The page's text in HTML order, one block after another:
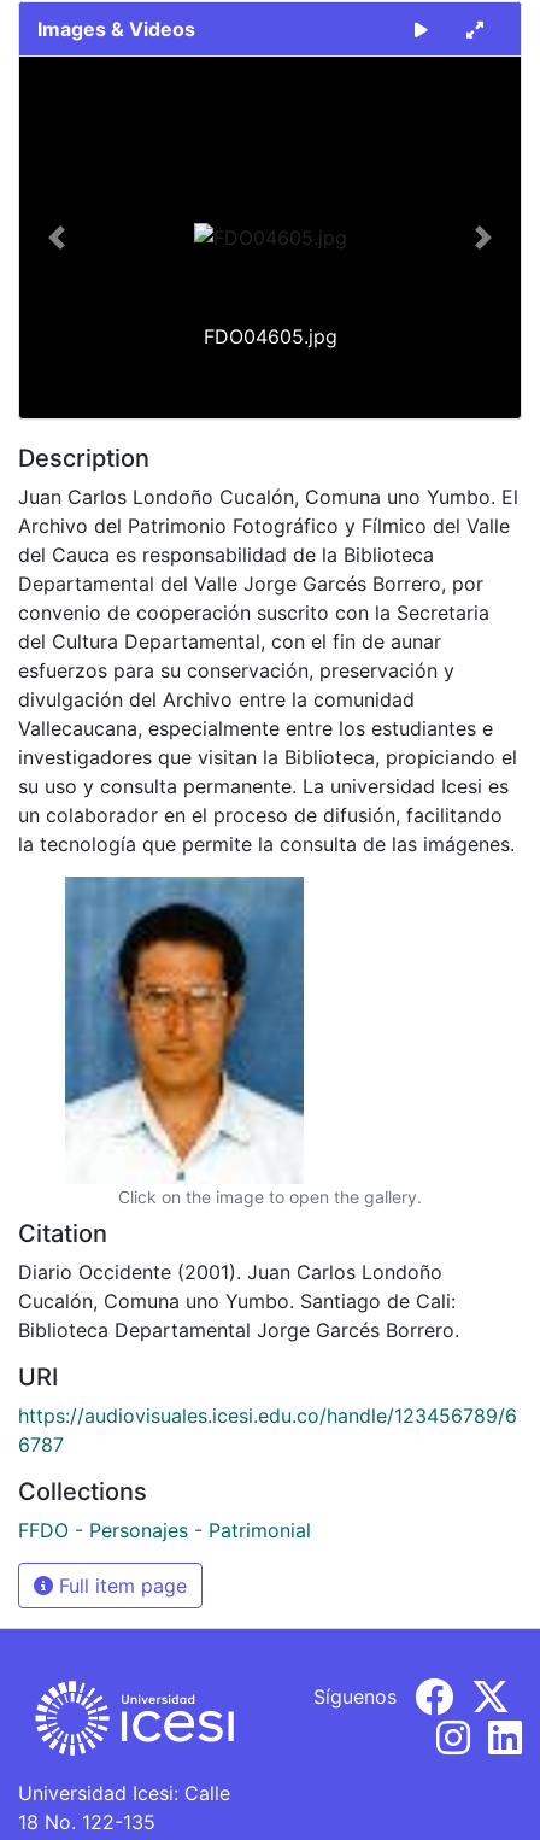
Images & Videos
FDO04605.jpg
Previous Next
Description
Juan Carlos Londoño Cucalón, Comuna uno Yumbo. El
Archivo del Patrimonio Fotográfico y Fílmico del Valle
del Cauca es responsabilidad de la Biblioteca
Departamental del Valle Jorge Garcés Borrero, por
convenio de cooperación suscrito con la Secretaria
del Cultura Departamental, con el fin de aunar
esfuerzos para su conservación, preservación y
divulgación del Archivo entre la comunidad
Vallecaucana, especialmente entre los estudiantes e
investigadores que visitan la Biblioteca, propiciando el
su uso y consulta permanente. La universidad Icesi es
un colaborador en el proceso de difusión, facilitando
la tecnología que permite la consulta de las imágenes.
Click on the image to open the gallery.
Citation
Diario Occidente (2001). Juan Carlos Londoño
Cucalón, Comuna uno Yumbo. Santiago de Cali:
Biblioteca Departamental Jorge Garcés Borrero.
URI
https://audiovisuales.icesi.edu.co/handle/123456789/6
6787
Collections
FFDO - Personajes - Patrimonial
Full item page
Universidad Icesi: Calle
18 No. 122-135
Síguenos